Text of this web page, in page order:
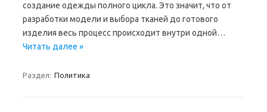
создание одежды полного цикла. Это значит, что от
разработки модели и выбора тканей до готового
изделия весь процесс происходит внутри одной…
Читать далее »
Раздел: Политика